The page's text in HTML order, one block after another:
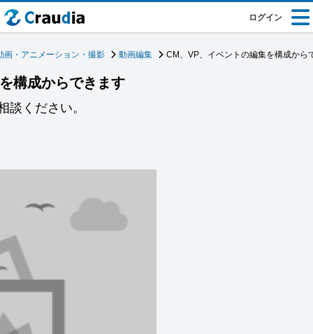
ログイン
画・アニメーション・撮影 動画編集 CM、VP、イベントの編集を構成から
構成からできます
談ください。